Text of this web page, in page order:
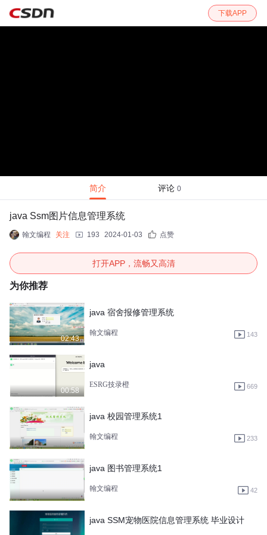
下载APP
简介 评论 0
java Ssm图片信息管理系统
翰文编程 关注 193 2024-01-03 点赞
打开APP，流畅又高清
为你推荐
02:43
java 宿舍报修管理系统
翰文编程 143
00:58
java
ESRG技录橙 669
java 校园管理系统1
翰文编程 233
java 图书管理系统1
翰文编程 42
java SSM宠物医院信息管理系统 毕业设计